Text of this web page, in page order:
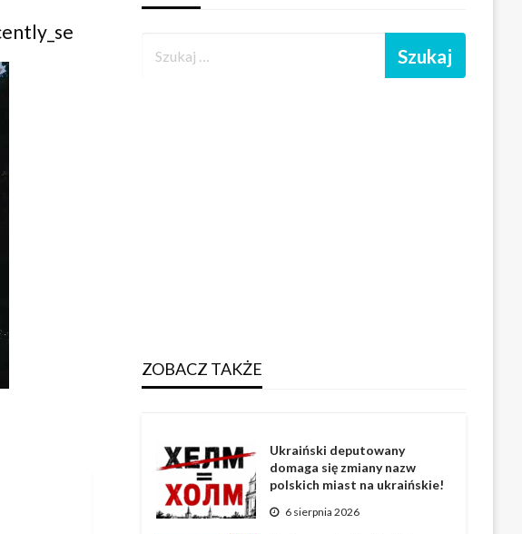
ZOBACZ TAKŻE
Ukraiński deputowany
domaga się zmiany nazw
polskich miast na ukraińskie!
6 sierpnia 2026